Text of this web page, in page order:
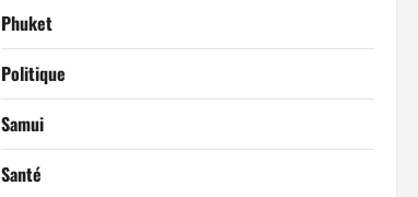
Phuket
Politique
Samui
Santé